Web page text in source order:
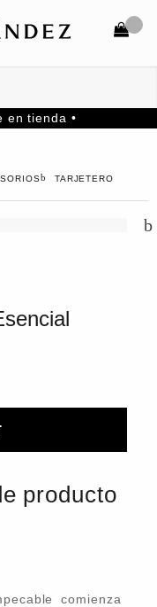
en tienda •
TARJETERO
producto
comienza